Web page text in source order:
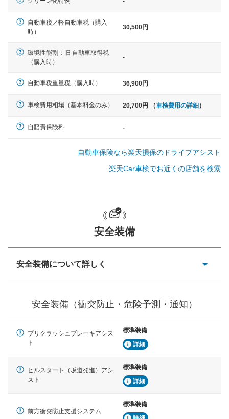
クラウン、アルファード、フォレ
一般的な荷物のサイズの目安
自動車税／軽自動車税（購入
時）
30,500円
環境性能割：旧 自動車取得税
（購入時）
-
自動車税重量税（購入時） 36,900円
車検費用相場（基本料金のみ） 20,700円 （車検費用の詳細）
自賠責保険料 -
自動車保険なら楽天損保のドライブアシスト
楽天Car車検でお近くの店舗を検索
安全装備
安全装備について詳しく
ーキアシスト、ABSなどが装備されています。
見えにくい場所に潜む危険を予測・通知するためのシス
テムなどが装備されています。
車線のはみだしやふらつきを防止するためにレーンキー
プアシストなどが装備されています
安全な車間距離を保ちながら前車を追従するアダプティ
安全装備（衝突防止・危険予測・通知）
プリクラッシュブレーキアシス
ト
標準装備
詳細
ヒルスタート（坂道発進）アシ
スト
標準装備
詳細
前方衝突防止支援システム
標準装備